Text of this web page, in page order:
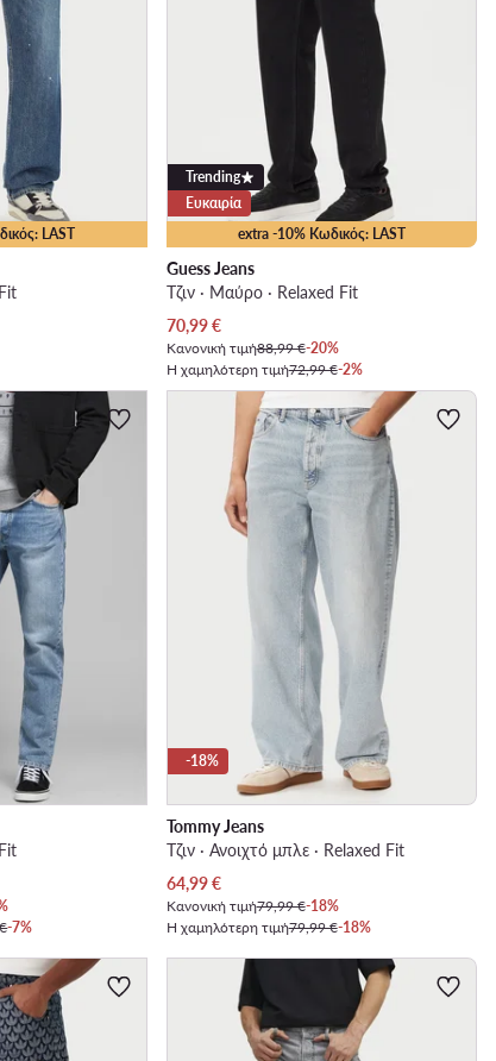
LAST extra -10% Κωδικός: LAST
Trending
Ευκαιρία
Guess Jeans
Τζιν · Μαύρο · Relaxed Fit
Τρέχουσα τιμή
70,99€
Κανονική τιμή88,99 €-20%
Η χαμηλότερη τιμή72,99 €-2%
-7%
-18%
Tommy Jeans
Τζιν · Ανοιχτό μπλε · Relaxed Fit
Τρέχουσα τιμή
64,99€
Κανονική τιμή79,99 €-18%
Η χαμηλότερη τιμή79,99 €-18%